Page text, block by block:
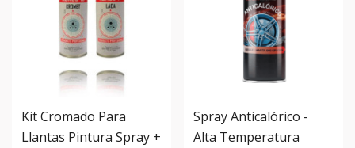
Kit Cromado Para
Llantas Pintura Spray +
Spray Anticalórico -
Alta Temperatura